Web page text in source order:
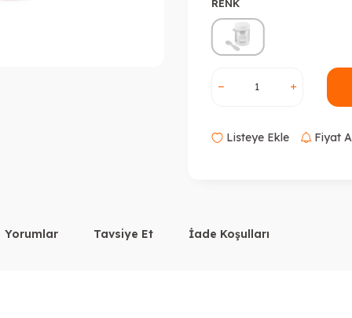
RENK
Listeye Ekle Fiyat
Yorumlar Tavsiye Et İade Koşulları